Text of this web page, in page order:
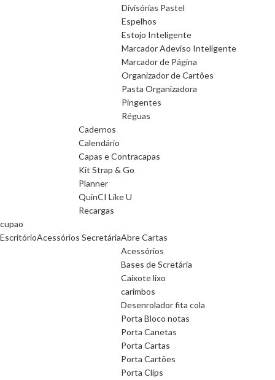
Divisórias Pastel
Espelhos
Estojo Inteligente
Marcador Adeviso Inteligente
Marcador de Página
Organizador de Cartões
Pasta Organizadora
Pingentes
Réguas
Cadernos
Calendário
Capas e Contracapas
Kit Strap & Go
Planner
QuinCI Like U
Recargas
cupao
EscritórioAcessórios SecretáriaAbre Cartas
Acessórios
Bases de Scretária
Caixote lixo
carimbos
Desenrolador fita cola
Porta Bloco notas
Porta Canetas
Porta Cartas
Porta Cartões
Porta Clips